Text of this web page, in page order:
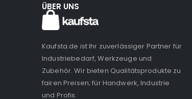
ÜBER UNS
Kaufsta.de ist Ihr zuverlässiger Partner für
Industriebedarf, Werkzeuge und
Zubehör. Wir bieten Qualitätsprodukte zu
fairen Preisen; für Handwerk, Industrie
und Profis.